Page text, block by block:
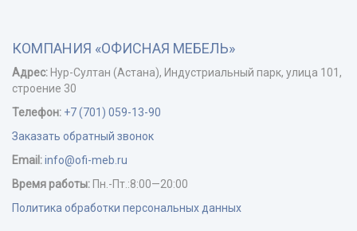
КОМПАНИЯ «ОФИСНАЯ МЕБЕЛЬ»
Адрес: Нур-Cултан (Астана), Индустриальный парк, улица 101,
строение 30
Телефон: +7 (701) 059-13-90
Заказать обратный звонок
Email:info@ofi-meb.ru
Время работы: Пн.-Пт.:8:00—20:00
Политика обработки персональных данных